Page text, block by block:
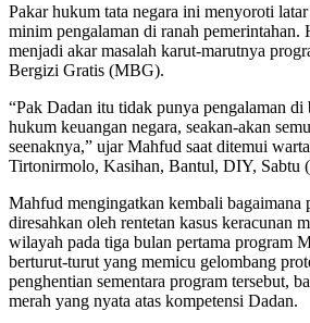
Pakar hukum tata negara ini menyoroti
minim pengalaman di ranah pemerintahan.
menjadi akar masalah karut-marutnya
Bergizi Gratis (MBG).
“Pak Dadan itu tidak punya pengalaman
hukum keuangan negara, seakan-akan
seenaknya,” ujar Mahfud saat ditemui
Tirtonirmolo, Kasihan, Bantul, DIY, Sabtu
Mahfud mengingatkan kembali bagaimana
diresahkan oleh rentetan kasus keracunan
wilayah pada tiga bulan pertama program
berturut-turut yang memicu gelombang
penghentian sementara program tersebut,
merah yang nyata atas kompetensi Dadan.